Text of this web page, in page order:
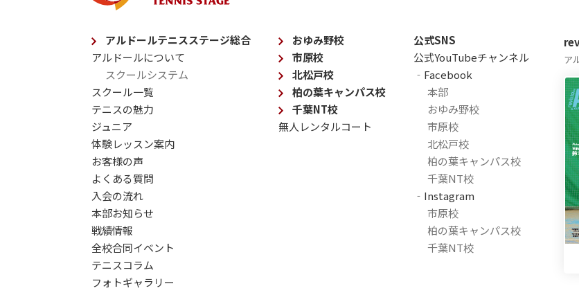
アルドールテニスステージ総合
アルドールについて
スクールシステム
スクール一覧
テニスの魅力
ジュニア
体験レッスン案内
お客様の声
よくある質問
入会の流れ
本部お知らせ
戦績情報
全校合同イベント
テニスコラム
フォトギャラリー
おゆみ野校
市原校
北松戸校
柏の葉キャンパス校
千葉NT校
無人レンタルコート
ア
公式SNS
公式YouTubeチャンネル
‐Facebook
本部
おゆみ野校
市原校
北松戸校
柏の葉キャンパス校
千葉NT校
‐Instagram
市原校
柏の葉キャンパス校
千葉NT校